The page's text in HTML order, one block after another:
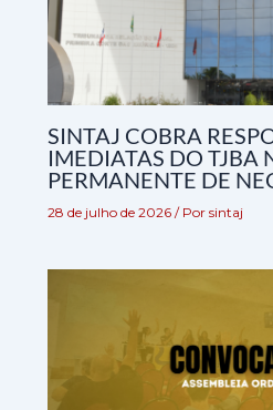
SINTAJ COBRA
IMEDIATAS DO TJBA
PERMANENTE DE
28 de julho de 2026 / Por sintaj